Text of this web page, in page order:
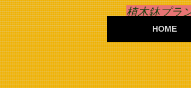
植木鉢プラ
HOME